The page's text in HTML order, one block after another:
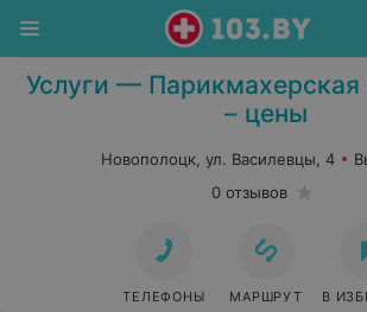
Парикмахерские в Новополоцке
Услуги —
– цены
Новополоцк, ул. Василевцы, 4
0 отзывов
ТЕЛЕФОНЫ МАРШРУТ В